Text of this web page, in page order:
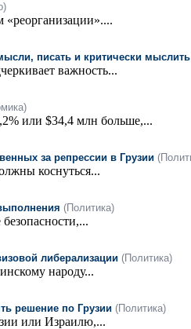
«реорганизации»....
писать и критически мыслить
важность...
или $34,4 млн больше,...
за репрессии в Грузии
коснуться...
(Политика)
либерализации (Политика)
народу...
решение по Грузии (Политика)
или Израилю,...